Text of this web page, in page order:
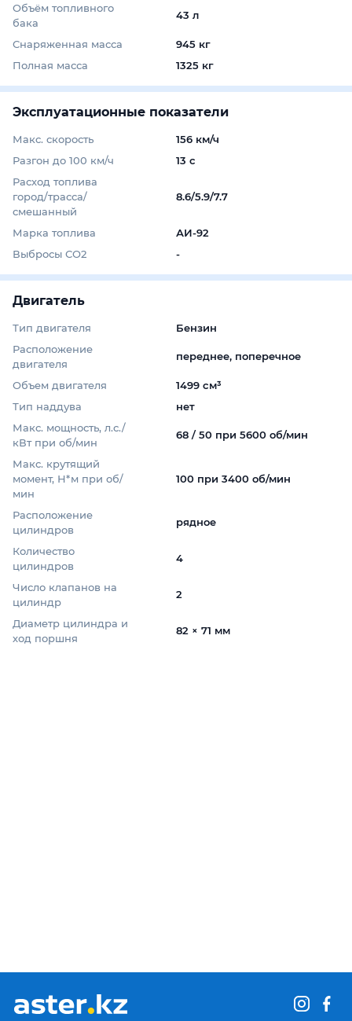
Объём топливного
бака
43 л
Снаряженная масса
945 кг
Полная масса
1325 кг
Эксплуатационные показатели
Макс. скорость
156 км/ч
Разгон до 100 км/ч
13 с
Расход топлива
город/трасса/
смешанный
8.6/5.9/7.7
Марка топлива
АИ-92
Выбросы СО2
-
Двигатель
Тип двигателя
Бензин
Расположение
двигателя
переднее, поперечное
Объем двигателя
1499 см³
Тип наддува
нет
Макс. мощность, л.с./
кВт при об/мин
68 / 50 при 5600 об/мин
Макс. крутящий
момент, Н*м при об/
мин
100 при 3400 об/мин
Расположение
цилиндров
рядное
Количество
цилиндров
4
Число клапанов на
цилиндр
2
Диаметр цилиндра и
ход поршня
82 × 71 мм